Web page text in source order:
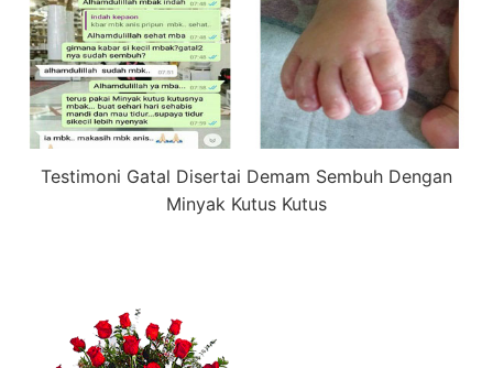
Testimoni Gatal Disertai Demam Sembuh Dengan
Minyak Kutus Kutus